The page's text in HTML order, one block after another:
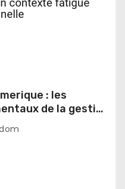
: les
de la gestion